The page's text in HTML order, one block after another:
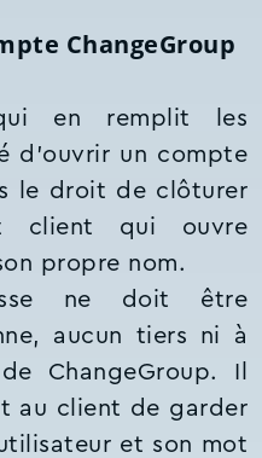
ChangeGroup
en remplit les
d’ouvrir un compte
le droit de clôturer
client qui ouvre
propre nom.
ne doit être
aucun tiers ni à
ChangeGroup. Il
au client de garder
et son mot